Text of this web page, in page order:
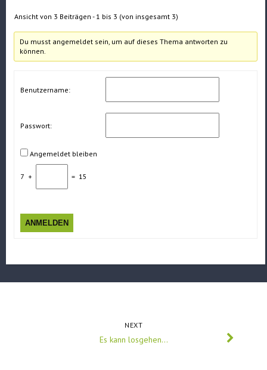
Ansicht von 3 Beiträgen - 1 bis 3 (von insgesamt 3)
Du musst angemeldet sein, um auf dieses Thema antworten zu
können.
Benutzername:
Passwort:
Angemeldet bleiben
7 + = 15
ANMELDEN
NEXT
Es kann losgehen…